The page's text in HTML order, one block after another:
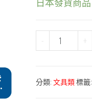
-
可
中
+
分類: 文具類標籤: